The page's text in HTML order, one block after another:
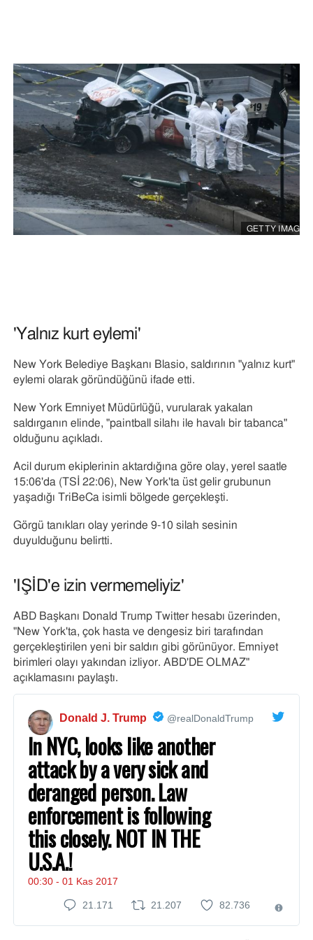
numaralı
Twitter
paylaşımının
GETTY IMAGES
'Yalnız kurt eylemi'
New York Belediye Başkanı Blasio, saldırının "yalnız kurt"
eylemi olarak göründüğünü ifade etti.
New York Emniyet Müdürlüğü, vurularak yakalan
saldırganın elinde, "paintball silahı ile havalı bir tabanca"
olduğunu açıkladı.
Acil durum ekiplerinin aktardığına göre olay, yerel saatle
15:06'da (TSİ 22:06), New York'ta üst gelir grubunun
yaşadığı TriBeCa isimli bölgede gerçekleşti.
Görgü tanıkları olay yerinde 9-10 silah sesinin
duyulduğunu belirtti.
'IŞİD'e izin vermemeliyiz'
ABD Başkanı Donald Trump Twitter hesabı üzerinden,
"New York'ta, çok hasta ve dengesiz biri tarafından
gerçekleştirilen yeni bir saldırı gibi görünüyor. Emniyet
birimleri olayı yakından izliyor. ABD'DE OLMAZ"
açıklamasını paylaştı.
tarafından
numaralı
Twitter
paylaşımını
geçin
Donald J. Trump ✔
@realDonaldTrump
In NYC, looks like another
attack by a very sick and
deranged person. Law
enforcement is following
this closely. NOT IN THE
U.S.A.!
00:30 - 01 Kas 2017
21.171
21.171 21.207 21.207Retweet
82.736 82.736Twitter